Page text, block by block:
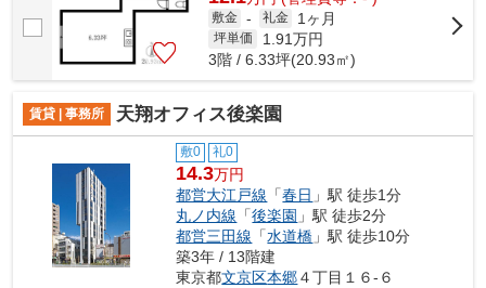
敷金 - 礼金 1ヶ月
坪単価 1.91万円
3階 / 6.33坪(20.93㎡)
賃貸 | 事務所 天翔オフィス後楽園
敷0 礼0
14.3万円
都営大江戸線 「春日 」駅 徒歩1分
丸ノ内線 「後楽園 」駅 徒歩2分
都営三田線 「水道橋 」駅 徒歩10分
築3年 / 13階建
東京都文京区本郷４丁目１６-６